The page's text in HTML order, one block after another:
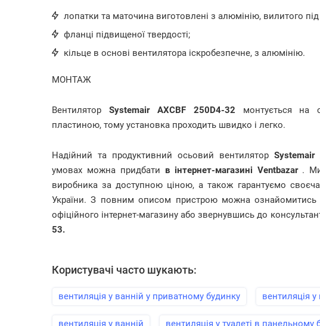
лопатки та маточина виготовлені з алюмінію, вилитого
фланці підвищеної твердості;
кільце в основі вентилятора іскробезпечне, з алюмінію.
МОНТАЖ
Вентилятор Systemair AXCBF 250D4-32 монтується на
пластиною, тому установка проходить швидко і легко.
Надійний та продуктивний осьовий вентилятор Systemair
умовах можна придбати в інтернет-магазині Ventbazar. Ми
виробника за доступною ціною, а також гарантуємо
України. З повним описом пристрою можна ознайомитись
офіційного інтернет-магазину або звернувшись до
53.
Користувачі часто шукають:
вентиляція у ванній у приватному будинку вентиляція у
вентиляція у ванній вентиляція у туалеті в панельному